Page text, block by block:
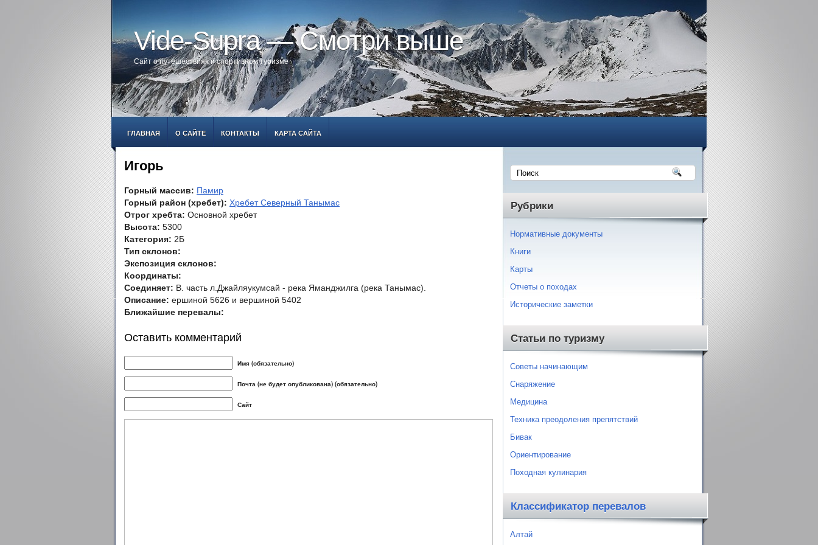
Vide-Supra — Смотри выше
Сайт о путешествиях и спортивном туризме
ГЛАВНАЯ О САЙТЕ КОНТАКТЫ КАРТА САЙТА
Игорь
Горный массив: Памир
Горный район (хребет): Хребет Северный Танымас
Отрог хребта: Основной хребет
Высота: 5300
Категория: 2Б
Тип склонов:
Экспозиция склонов:
Координаты:
Соединяет: В. часть л.Джайляукумсай - река Яманджилга (река Танымас).
Описание: ершиной 5626 и вершиной 5402
Ближайшие перевалы:
Оставить комментарий
Имя (обязательно)
Почта (не будет опубликована) (обязательно)
Сайт
Рубрики
Нормативные документы
Книги
Карты
Отчеты о походах
Исторические заметки
Статьи по туризму
Советы начинающим
Снаряжение
Медицина
Техника преодоления препятствий
Бивак
Ориентирование
Походная кулинария
Классификатор перевалов
Алтай